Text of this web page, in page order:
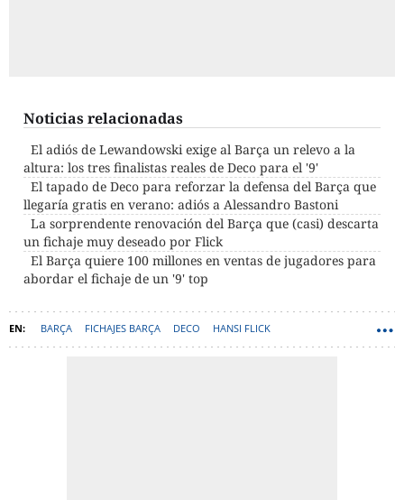
Noticias relacionadas
El adiós de Lewandowski exige al Barça un relevo a la
altura: los tres finalistas reales de Deco para el '9'
El tapado de Deco para reforzar la defensa del Barça que
llegaría gratis en verano: adiós a Alessandro Bastoni
La sorprendente renovación del Barça que (casi) descarta
un fichaje muy deseado por Flick
El Barça quiere 100 millones en ventas de jugadores para
abordar el fichaje de un '9' top
BARÇA FICHAJES BARÇA DECO HANSI FLICK